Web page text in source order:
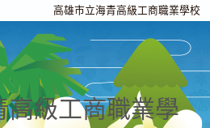
高雄市立海青高級工商職業學校
高級工商職業學